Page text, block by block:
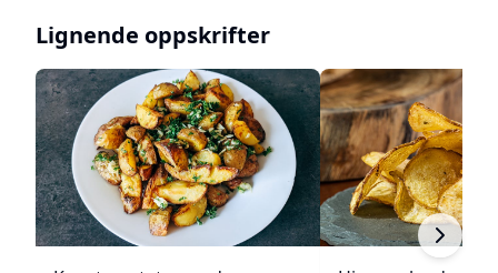
Lignende oppskrifter